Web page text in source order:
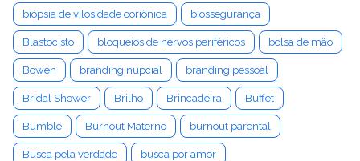
biópsia de vilosidade coriônica biossegurança
Blastocisto bloqueios de nervos periféricos bolsa de mão
Bowen branding nupcial branding pessoal
Bridal Shower Brilho Brincadeira Buffet
Bumble Burnout Materno burnout parental
Busca pela verdade busca por amor